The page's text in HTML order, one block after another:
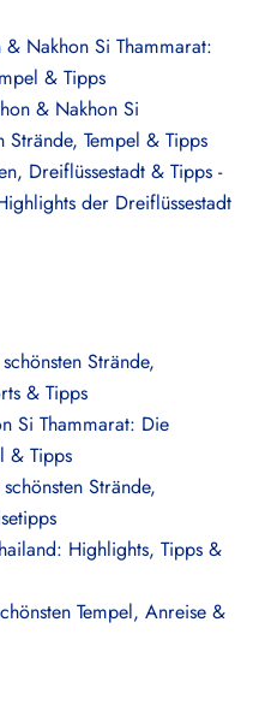
Nakhon Si Thammarat:
& Tipps
& Nakhon Si
Strände, Tempel & Tipps
Dreiflüssestadt & Tipps -
der Dreiflüssestadt
Strände,
& Tipps
Si Thammarat: Die
& Tipps
Strände,
Highlights, Tipps &
Tempel, Anreise &